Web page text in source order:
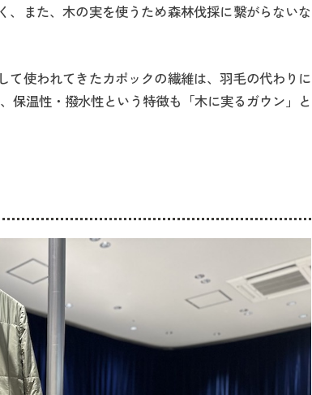
また、木の実を使うため森林伐採に繋がらないな
て使われてきたカポックの繊維は、羽毛の代わりに
保温性・撥水性という特徴も「木に実るガウン」と